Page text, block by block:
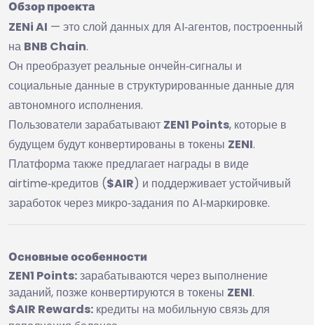
Обзор проекта
ZENi AI — это слой данных для AI‑агентов, построенный
на BNB Chain.
Он преобразует реальные ончейн‑сигналы и
социальные данные в структурированные данные для
автономного исполнения.
Пользователи зарабатывают ZEN1 Points, которые в
будущем будут конвертированы в токены ZENI.
Платформа также предлагает награды в виде
airtime‑кредитов ($AIR) и поддерживает устойчивый
заработок через микро‑задания по AI‑маркировке.
Основные особенности
ZEN1 Points:зарабатываются через выполнение
заданий, позже конвертируются в токены ZENI.
$AIR Rewards: кредиты на мобильную связь для